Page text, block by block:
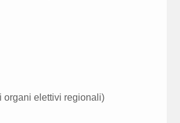
organi elettivi regionali)